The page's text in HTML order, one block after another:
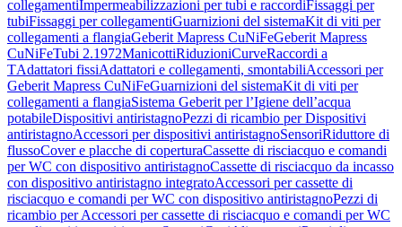
collegamentiImpermeabilizzazioni per tubi e raccordiFissaggi per
tubiFissaggi per collegamentiGuarnizioni del sistemaKit di viti per
collegamenti a flangiaGeberit Mapress CuNiFeGeberit Mapress
CuNiFeTubi 2.1972ManicottiRiduzioniCurveRaccordi a
TAdattatori fissiAdattatori e collegamenti, smontabiliAccessori per
Geberit Mapress CuNiFeGuarnizioni del sistemaKit di viti per
collegamenti a flangiaSistema Geberit per l’Igiene dell’acqua
potabileDispositivi antiristagnoPezzi di ricambio per Dispositivi
antiristagnoAccessori per dispositivi antiristagnoSensoriRiduttore di
flussoCover e placche di coperturaCassette di risciacquo e comandi
per WC con dispositivo antiristagnoCassette di risciacquo da incasso
con dispositivo antiristagno integratoAccessori per cassette di
risciacquo e comandi per WC con dispositivo antiristagnoPezzi di
ricambio per Accessori per cassette di risciacquo e comandi per WC